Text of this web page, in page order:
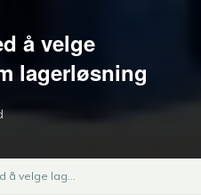
å velge
lagerløsning